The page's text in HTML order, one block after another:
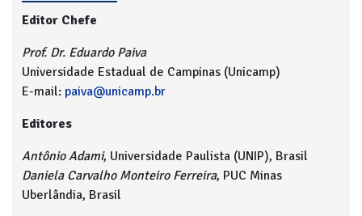
Editor Chefe
Prof. Dr. Eduardo Paiva
Universidade Estadual de Campinas (Unicamp)
E-mail: paiva@unicamp.br
Editores
Antônio Adami, Universidade Paulista (UNIP), Brasil
Daniela Carvalho Monteiro Ferreira, PUC Minas
Uberlândia, Brasil